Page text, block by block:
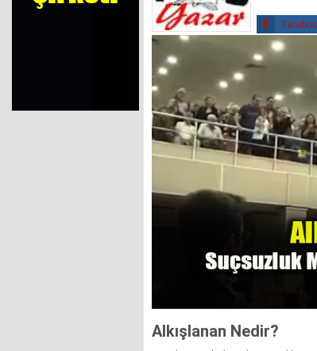
Alkışlanan Nedir?